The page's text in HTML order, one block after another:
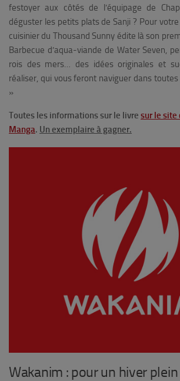
festoyer aux côtés de l’équipage de
déguster les petits plats de Sanji ? Pour
cuisinier du Thousand Sunny édite là son
Barbecue d’aqua-viande de Water Seven,
rois des mers… des idées originales et
réaliser, qui vous feront naviguer dans
»
Toutes les informations sur le livre sur le site
Manga. Un exemplaire à gagner.
Wakanim : pour un hiver plein